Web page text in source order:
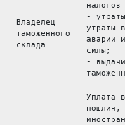
Владелец
таможенного
склада
-
утраты
аварии
силы;
-
Уплата
пошлин,